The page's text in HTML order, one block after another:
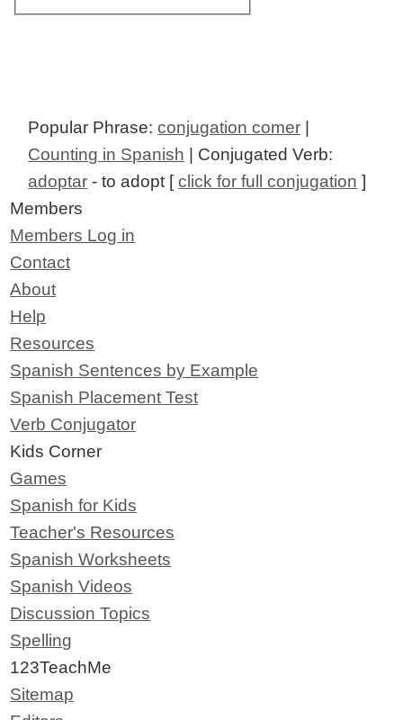
Popular Phrase:conjugation comer
Counting in Spanish | Conjugated Verb:
adoptar - to adopt [click for full conjugation ]
Members
Members Log in
Contact
About
Help
Resources
Spanish Sentences by Example
Spanish Placement Test
Verb Conjugator
Kids Corner
Games
Spanish for Kids
Teacher's Resources
Spanish Worksheets
Spanish Videos
Discussion Topics
Spelling
123TeachMe
Sitemap